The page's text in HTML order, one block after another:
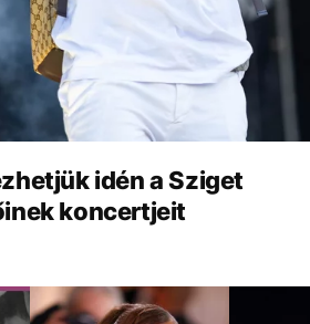
idén a Sziget
koncertjeit